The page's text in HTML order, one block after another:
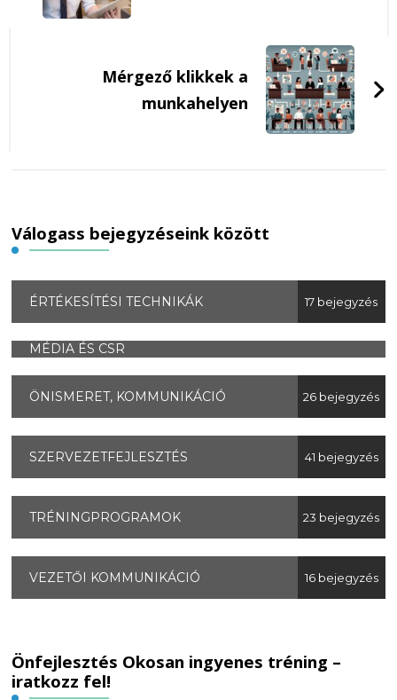
Mérgező klikkek a
munkahelyen
Válogass bejegyzéseink között
ÉRTÉKESÍTÉSI TECHNIKÁK 17 bejegyzés
MÉDIA ÉS CSR
ÖNISMERET, KOMMUNIKÁCIÓ 26 bejegyzés
SZERVEZETFEJLESZTÉS 41 bejegyzés
TRÉNINGPROGRAMOK 23 bejegyzés
VEZETŐI KOMMUNIKÁCIÓ 16 bejegyzés
Önfejlesztés Okosan ingyenes tréning –
iratkozz fel!